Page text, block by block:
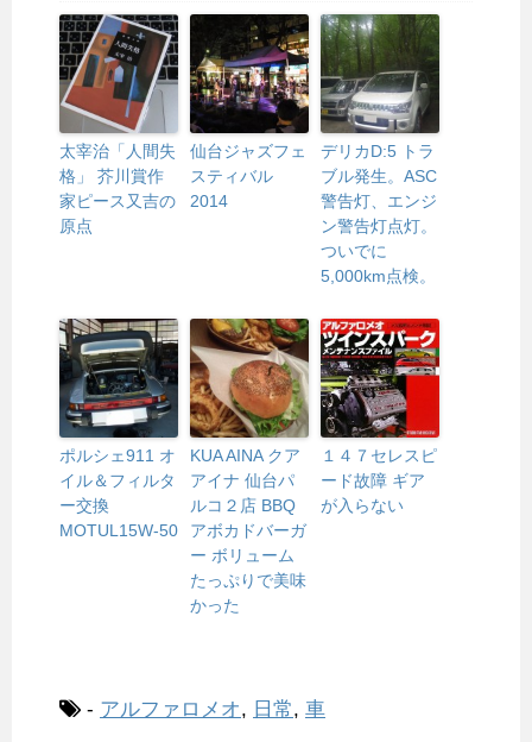
太宰治「人間失
格」 芥川賞作
家ピース又吉の
原点
仙台ジャズフェ
スティバル
2014
デリカD:5 トラ
ブル発生。ASC
警告灯、エンジ
ン警告灯点灯。
ついでに
5,000km点検。
ポルシェ911 オ
イル＆フィルタ
ー交換
MOTUL15W-50
KUA AINA クア
アイナ 仙台パ
ルコ２店 BBQ
アボカドバーガ
ー ボリューム
たっぷりで美味
かった
１４７セレスピ
ード故障 ギア
が入らない
- アルファロメオ, 日常, 車